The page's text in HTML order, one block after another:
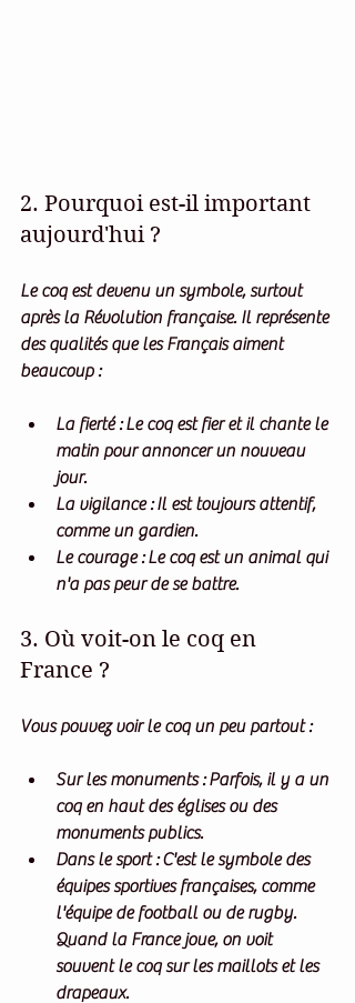
2. Pourquoi est-il important
aujourd'hui ?
Le coq est devenu un symbole, surtout
après la Révolution française. Il représente
des qualités que les Français aiment
beaucoup :
La fierté : Le coq est fier et il chante le
matin pour annoncer un nouveau
jour.
La vigilance : Il est toujours attentif,
comme un gardien.
Le courage : Le coq est un animal qui
n'a pas peur de se battre.
3. Où voit-on le coq en
France ?
Vous pouvez voir le coq un peu partout :
Sur les monuments : Parfois, il y a un
coq en haut des églises ou des
monuments publics.
Dans le sport : C'est le symbole des
équipes sportives françaises, comme
l'équipe de football ou de rugby.
Quand la France joue, on voit
souvent le coq sur les maillots et les
drapeaux.